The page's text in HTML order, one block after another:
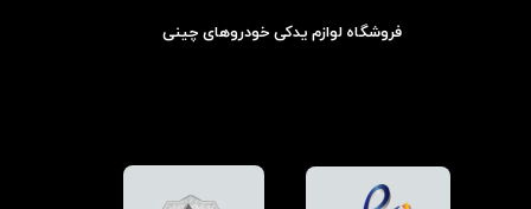
فروشگاه لوازم یدکی خودروهای چینی